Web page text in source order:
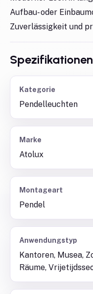
Aufbau- oder
Zuverlässigkeit und
Spezifikationen
Kategorie
Pendelleuchten
Marke
Atolux
Montageart
Pendel
Anwendungstyp
Kantoren, Musea,
Räume,